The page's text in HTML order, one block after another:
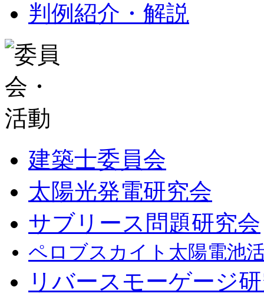
判例紹介・解説
建築士委員会
太陽光発電研究会
サブリース問題研究会
ペロブスカイト太陽電池
リバースモーゲージ